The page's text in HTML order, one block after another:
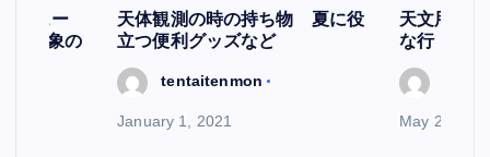
ジュー
文現象の
天体観測の時の持ち物 夏に役
立つ便利グッズなど
tentaitenmon
January 1, 2021
天文用語
な行
May 29,